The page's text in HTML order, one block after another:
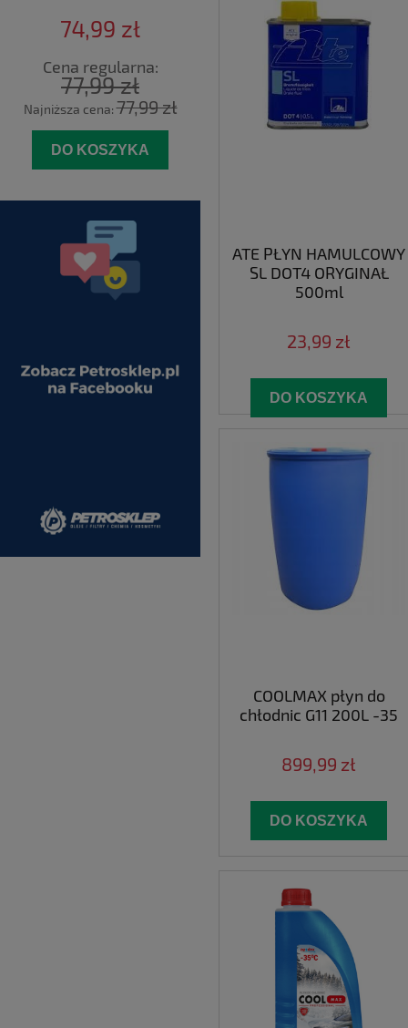
74,99 zł
Cena regularna:
77,99 zł
Najniższa cena:77,99 zł
DO KOSZYKA
ATE PŁYN HAMULCOWY
SL DOT4 ORYGINAŁ
500ml
23,99 zł
DO KOSZYKA
COOLMAX płyn do
chłodnic G11 200L -35
899,99 zł
DO KOSZYKA